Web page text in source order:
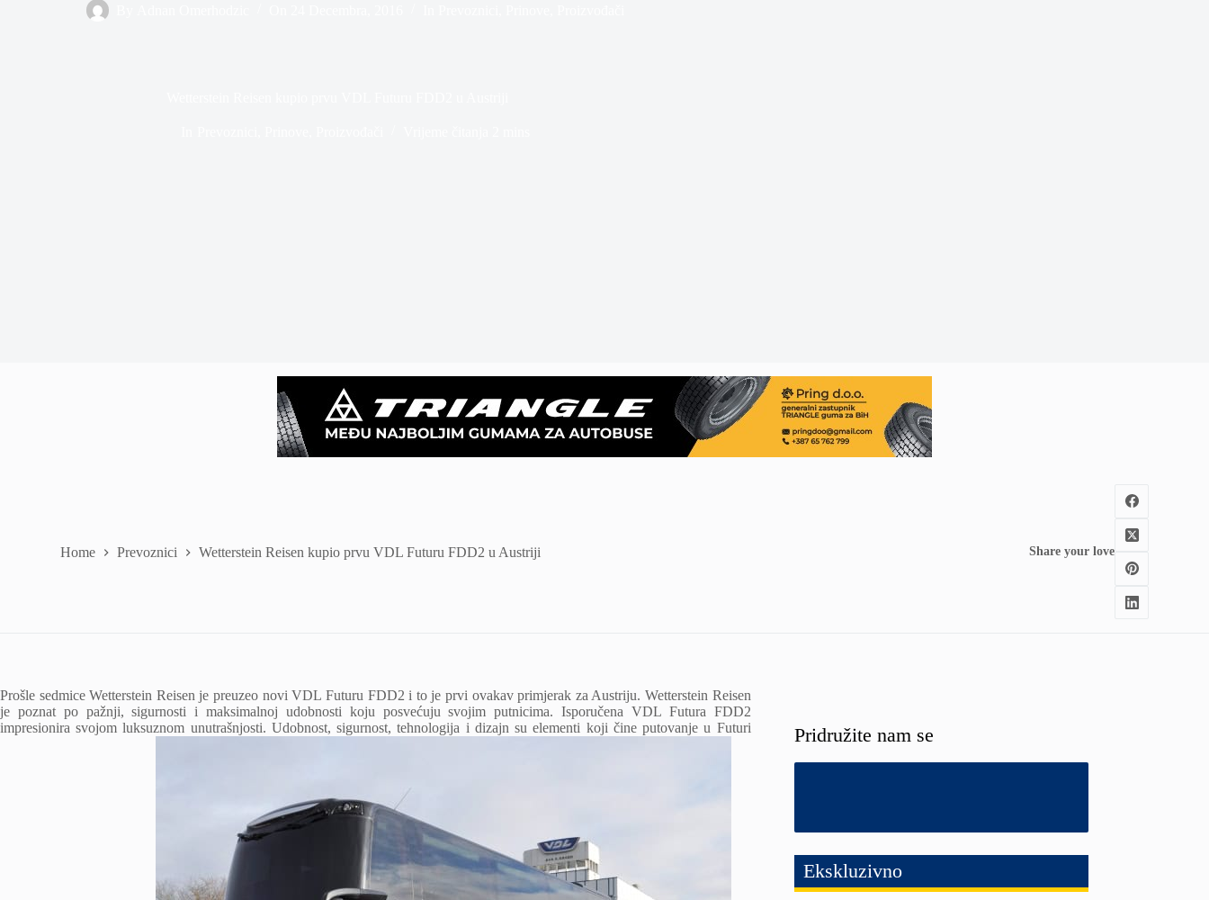
Home Prevoznici Wetterstein Reisen kupio prvu VDL Futuru FDD2 u Austriji Share your love
Prošle sedmice Wetterstein Reisen je preuzeo novi VDL Futuru FDD2 i to je prvi ovakav primjerak za Austriju. Wetterstein Reisen
je poznat po pažnji, sigurnosti i maksimalnoj udobnosti koju posvećuju svojim putnicima. Isporučena VDL Futura FDD2
impresionira svojom luksuznom unutrašnjosti. Udobnost, sigurnost, tehnologija i dizajn su elementi koji čine putovanje u Futuri
Pridružite nam se
Ekskluzivno